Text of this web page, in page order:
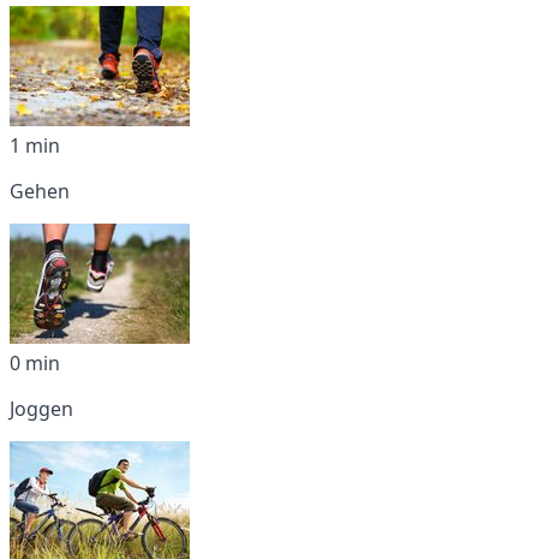
1 min
Gehen
0 min
Joggen